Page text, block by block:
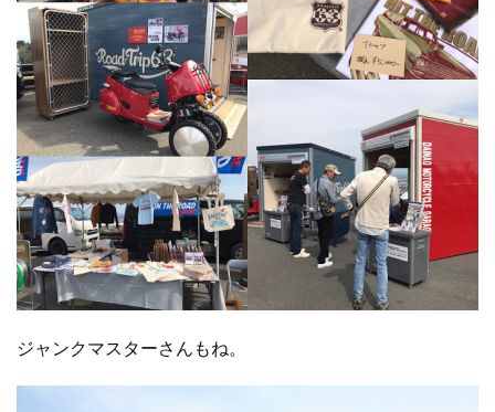
ジャンクマスターさんもね。